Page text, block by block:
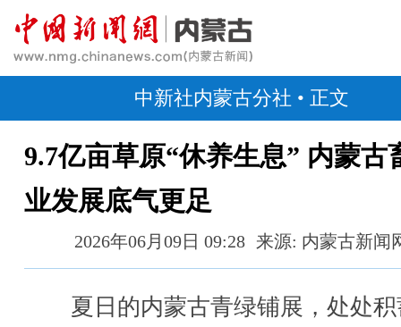
中新社内蒙古分社 • 正文
9.7亿亩草原“休养生息” 内蒙古
业发展底气更足
2026年06月09日 09:28 来源: 内蒙古新闻
夏日的内蒙古青绿铺展，处处积